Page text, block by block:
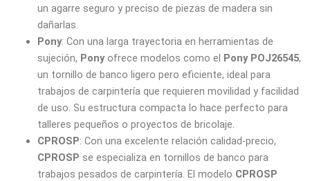
un agarre seguro y preciso de piezas de madera sin
dañarlas.
Pony: Con una larga trayectoria en herramientas de
sujeción, Ponyofrece modelos como el Pony POJ26545,
un tornillo de banco ligero pero eficiente, ideal para
trabajos de carpintería que requieren movilidad y facilidad
de uso. Su estructura compacta lo hace perfecto para
talleres pequeños o proyectos de bricolaje.
CPROSP: Con una excelente relación calidad-precio,
CPROSP se especializa en tornillos de banco para
trabajos pesados de carpintería. El modelo CPROSP